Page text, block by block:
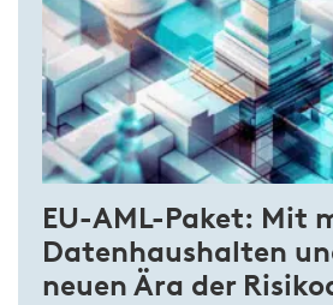
EU-AML-Paket: Mit
Datenhaushalten
neuen Ära der